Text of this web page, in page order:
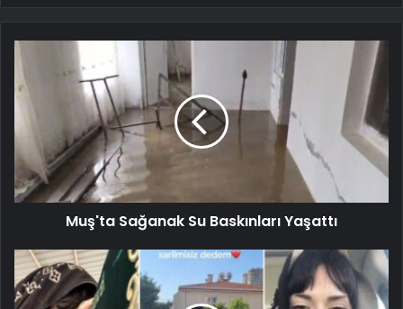
Muş'ta Sağanak Su Baskınları Yaşattı